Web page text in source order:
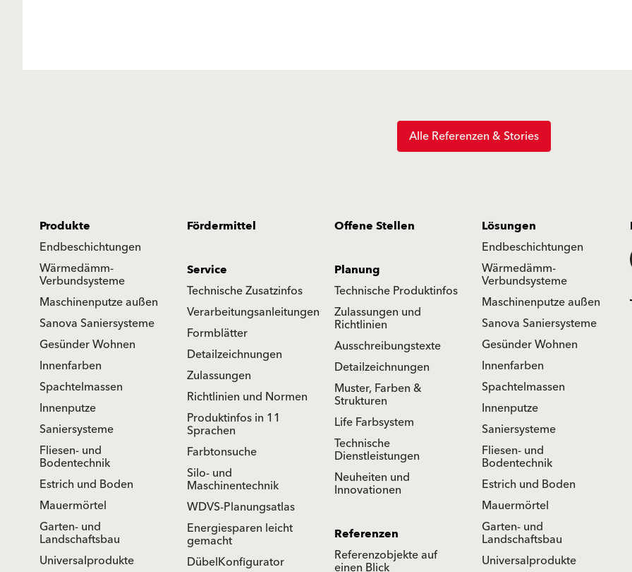
Alle Referenzen & Stories
Produkte
Endbeschichtungen
Wärmedämm-
Verbundsysteme
Maschinenputze außen
Sanova Saniersysteme
Gesünder Wohnen
Innenfarben
Spachtelmassen
Innenputze
Saniersysteme
Fliesen- und
Bodentechnik
Estrich und Boden
Mauermörtel
Garten- und
Landschaftsbau
Universalprodukte
Fördermittel Offene Stellen
Lösungen
Endbeschichtungen
Wärmedämm-
Verbundsysteme
Maschinenputze außen
Sanova Saniersysteme
Gesünder Wohnen
Innenfarben
Spachtelmassen
Innenputze
Saniersysteme
Fliesen- und
Bodentechnik
Estrich und Boden
Mauermörtel
Garten- und
Landschaftsbau
Universalprodukte
Service
Technische Zusatzinfos
Verarbeitungsanleitungen
Formblätter
Detailzeichnungen
Zulassungen
Richtlinien und Normen
Produktinfos in 11
Sprachen
Farbtonsuche
Silo- und
Maschinentechnik
WDVS-Planungsatlas
Energiesparen leicht
gemacht
DübelKonfigurator
Planung
Technische Produktinfos
Zulassungen und
Richtlinien
Ausschreibungstexte
Detailzeichnungen
Muster, Farben &
Strukturen
Life Farbsystem
Technische
Dienstleistungen
Neuheiten und
Innovationen
Referenzen
Referenzobjekte auf
einen Blick